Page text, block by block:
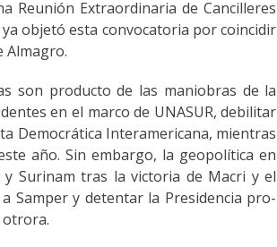
Reunión Extraordinaria de Cancilleres
objetó esta convocatoria por coincidir
Almagro.
son producto de las maniobras de la
en el marco de UNASUR, debilitar
Democrática Interamericana, mientras
año. Sin embargo, la geopolítica en
y Surinam tras la victoria de Macri y el
Samper y detentar la Presidencia pro-
otrora.